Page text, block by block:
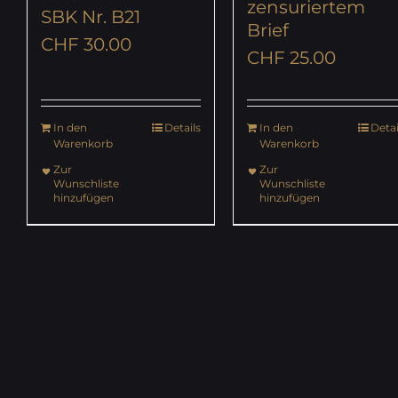
SBK Nr. B21
CHF 30.00
In den
Warenkorb
Details
Zur
Wunschliste
hinzufügen
zensuriertem
Brief
CHF 25.00
In den
Warenkorb
Zur
Wunschliste
hinzufügen